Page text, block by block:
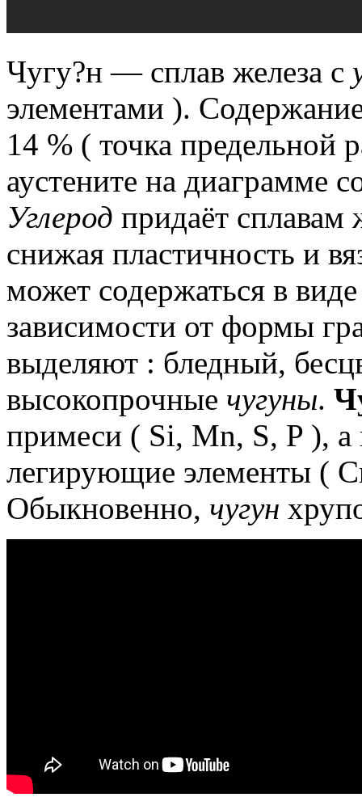
Чугу?н — сплав железа с
элементами ).
14 % ( точка предельной
аустените на диаграмме
Углерод придаёт сплавам
снижая пластичность и
может содержаться в
зависимости от формы
выделяют : бледный,
высокопрочные чугуны.
примеси ( Si, Mn, S, P ), а
легирующие элементы (
Обыкновенно, чугун